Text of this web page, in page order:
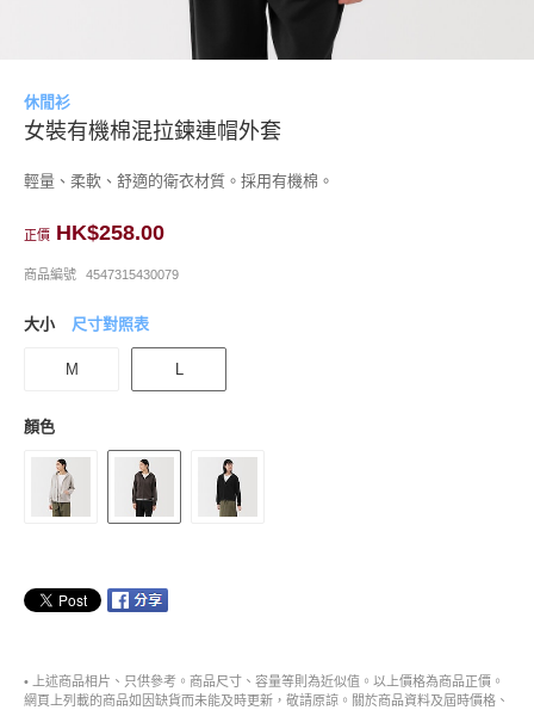
休閒衫
女裝有機棉混拉鍊連帽外套
輕量、柔軟、舒適的衛衣材質。採用有機棉。
正價 HK$258.00
商品編號 4547315430079
大小 尺寸對照表
M L
顏色
• 上述商品相片、只供參考。商品尺寸、容量等則為近似值。以上價格為商品正價。
網頁上列載的商品如因缺貨而未能及時更新，敬請原諒。關於商品資料及屆時價格、